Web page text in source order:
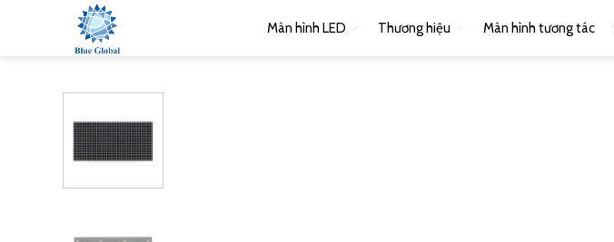
Màn hình LED Thương hiệu Màn hình tương tác